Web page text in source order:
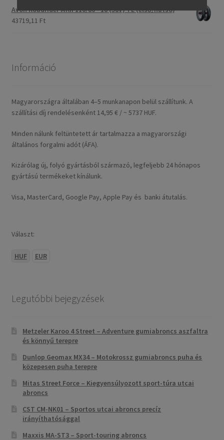
Avon Roadrider MKII 110/80 - 18 (58V) TL (első/hátsó)
43719,11 Ft
Információ
Magyarországra általában 4–5 munkanapon belül szállítunk. A
szállítási díj rendelésenként 14,95 € / ~ 5737 HUF.
Minden nálunk feltüntetett ár tartalmazza a magyarországi
általános forgalmi adót (ÁFA).
Kizárólag új, folyó gyártásból származó, legfeljebb 24 hónapos
gyártású termékeket kínálunk.
Visa, MasterCard, Google Pay, Apple Pay és banki átutalás.
Választ:
HUF EUR
Legutóbbi bejegyzések
Metzeler Karoo 4 Street – Adventure gumiabroncs aszfaltra
és könnyű terepre
Dunlop Geomax MX34 – Motokrossz gumiabroncs puha és
közepesen puha terepre
Mitas Street Force – Kiegyensúlyozott sport-túra utcai
abroncs
CST CM-NK01 – Sportos utcai abroncs precíz
irányíthatósággal
Maxxis MA-ST3 – Sport-touring abroncs